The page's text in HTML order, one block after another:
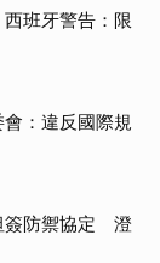
班牙警告：限
：違反國際規
簽防禦協定 澄